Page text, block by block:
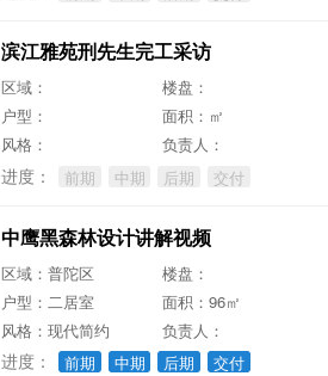
滨江雅苑刑先生完工采访
区域：
楼盘：
户型：
面积：㎡
风格：
负责人：
进度： 前期 中期 后期 交付
中鹰黑森林设计讲解视频
区域：普陀区
楼盘：
户型：二居室
面积：96㎡
风格：现代简约
负责人：
进度： 前期 中期 后期 交付